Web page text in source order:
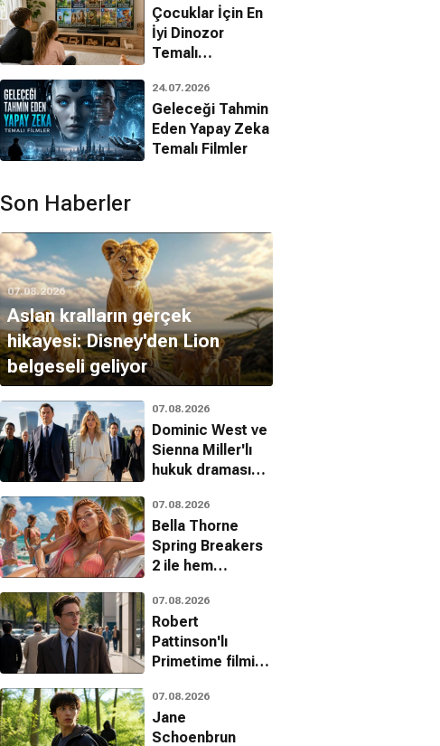
Çocuklar İçin En
İyi Dinozor
Temalı
Filmleri
24.07.2026
Geleceği Tahmin
Eden Yapay Zeka
Temalı Filmler
Son Haberler
07.08.2026
Aslan kralların gerçek
hikayesi: Disney'den Lion
belgeseli geliyor
07.08.2026
Dominic West ve
Sienna Miller'lı
hukuk draması
fragman
07.08.2026
Bella Thorne
Spring Breakers
2 ile hem
oynuyor
07.08.2026
Robert
Pattinson'lı
Primetime filmi
yeni bir akım
başlatıyor
07.08.2026
Jane
Schoenbrun